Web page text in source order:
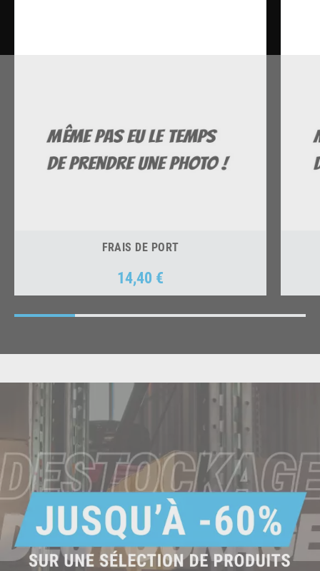
FRAIS DE PORT
Prix
14,40 €